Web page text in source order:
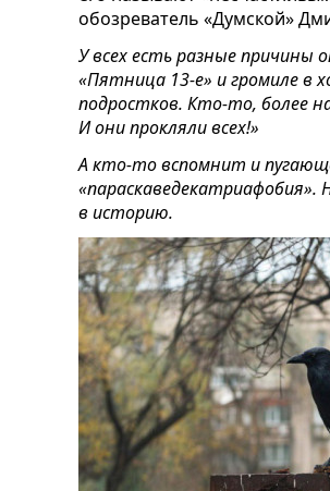
обозреватель «Думской»
У всех есть разные причины
«Пятница 13-е» и громиле в
подростков. Кто-то, более
И они прокляли всех!»
А кто-то вспомнит и
в историю.